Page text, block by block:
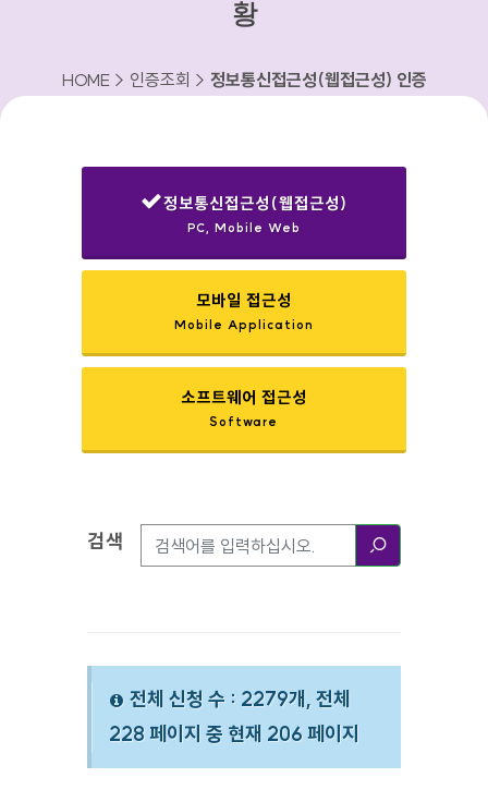
황
HOME > 인증조회 > 정보통신접근성(웹접근성) 인증
정보통신접근성(웹접근성)
PC, Mobile Web
모바일 접근성
Mobile Application
소프트웨어 접근성
Software
검색옵션
검색
전체 신청 수 : 2279개, 전체
228 페이지 중 현재 206 페이지